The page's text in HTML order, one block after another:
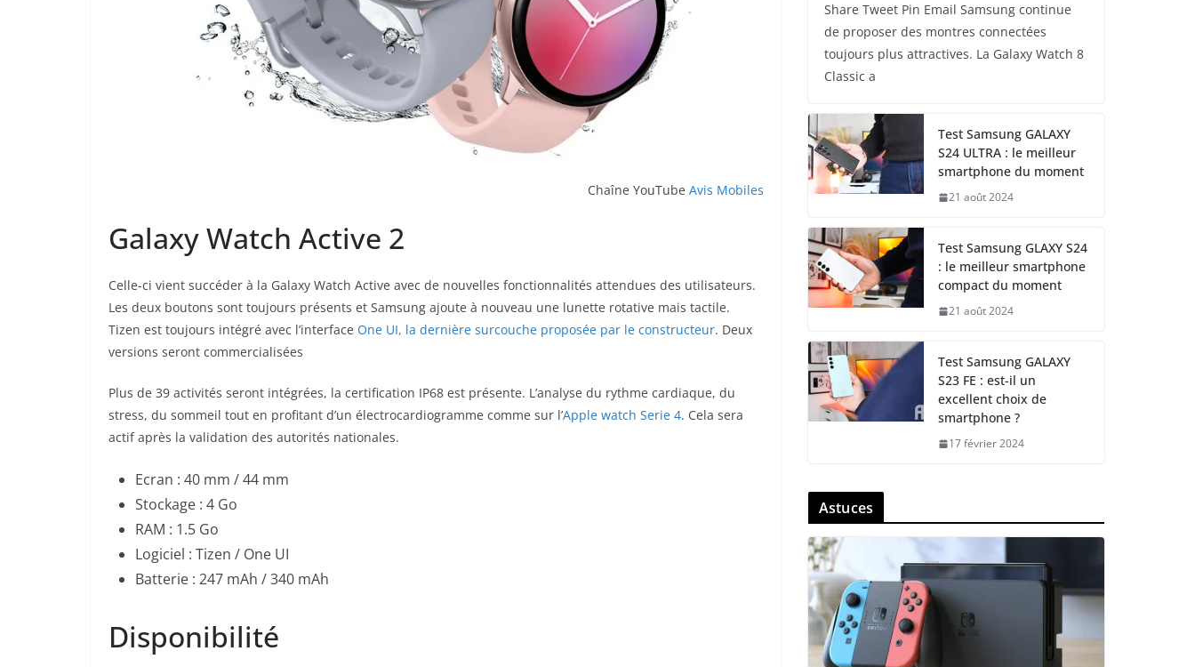
Chaîne YouTube Avis Mobiles
Galaxy Watch Active 2
Celle-ci vient succéder à la Galaxy Watch Active avec de nouvelles fonctionnalités attendues des utilisateurs.
Les deux boutons sont toujours présents et Samsung ajoute à nouveau une lunette rotative mais tactile.
Tizen est toujours intégré avec l’interface One UI, la dernière surcouche proposée par le constructeur. Deux
versions seront commercialisées
Plus de 39 activités seront intégrées, la certification IP68 est présente. L’analyse du rythme cardiaque, du
stress, du sommeil tout en profitant d’un électrocardiogramme comme sur l’Apple watch Serie 4. Cela sera
actif après la validation des autorités nationales.
Ecran : 40 mm / 44 mm
Stockage : 4 Go
RAM : 1.5 Go
Logiciel : Tizen / One UI
Batterie : 247 mAh / 340 mAh
Disponibilité
Share Tweet Pin Email Samsung continue
de proposer des montres connectées
toujours plus attractives. La Galaxy Watch 8
Classic a
Test Samsung GALAXY
S24 ULTRA : le meilleur
smartphone du moment
21 août 2024
Test Samsung GLAXY S24
: le meilleur smartphone
compact du moment
21 août 2024
Test Samsung GALAXY
S23 FE : est-il un
excellent choix de
smartphone ?
17 février 2024
Astuces